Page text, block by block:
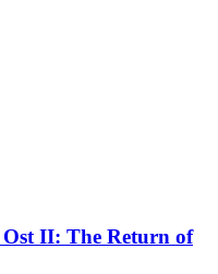
Ost II: The Return of